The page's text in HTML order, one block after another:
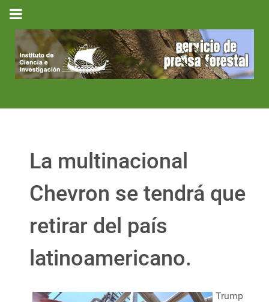
La multinacional
Chevron se tendrá que
retirar del país
latinoamericano.
Trump